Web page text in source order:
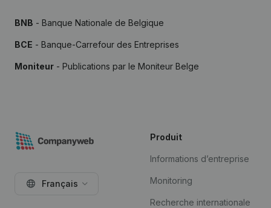
BNB - Banque Nationale de Belgique
BCE - Banque-Carrefour des Entreprises
Moniteur - Publications par le Moniteur Belge
Français
Produit
Informations d’entreprise
Monitoring
Recherche internationale